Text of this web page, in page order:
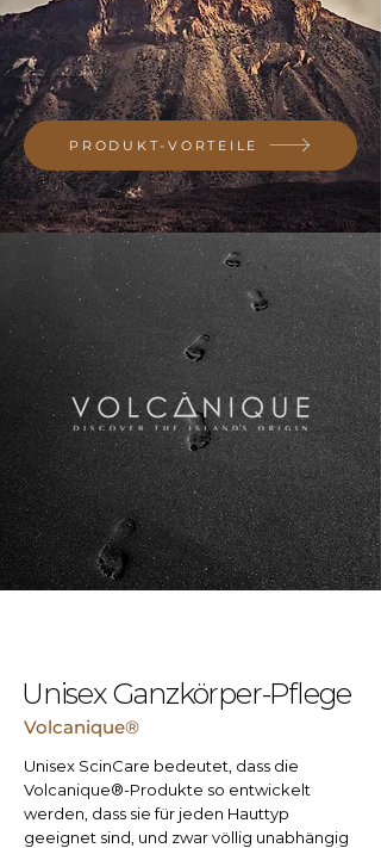
PRODUKT-VORTEILE
Unisex Ganzkörper-Pflege
Volcanique®
Unisex ScinCare bedeutet, dass die
Volcanique®-Produkte so entwickelt
werden, dass sie für jeden Hauttyp
geeignet sind, und zwar völlig unabhängig